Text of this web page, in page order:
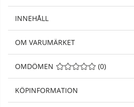
INNEHÅLL
OM VARUMÄRKET
OMDÖMEN MEDELBETYG 0 AV 5
(0)
KÖPINFORMATION